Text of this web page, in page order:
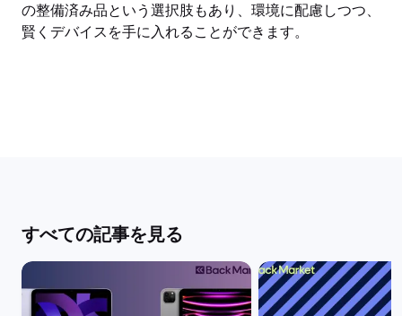
の整備済み品という選択肢もあり、環境に配慮しつつ、
賢くデバイスを手に入れることができます。
すべての記事を見る